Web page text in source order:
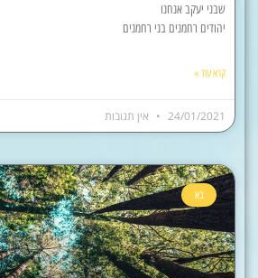
שבני יעקב אנחנו
יהודים רחמנים בני רחמנים
קרא עוד »
24/01/2021 אין תגובות
בא